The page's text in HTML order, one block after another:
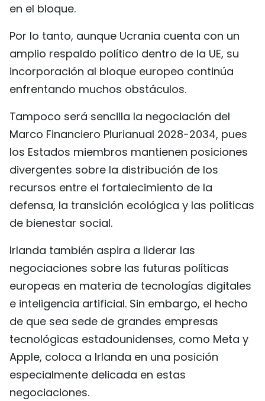
en el bloque.
Por lo tanto, aunque Ucrania cuenta con un
amplio respaldo político dentro de la UE, su
incorporación al bloque europeo continúa
enfrentando muchos obstáculos.
Tampoco será sencilla la negociación del
Marco Financiero Plurianual 2028-2034, pues
los Estados miembros mantienen posiciones
divergentes sobre la distribución de los
recursos entre el fortalecimiento de la
defensa, la transición ecológica y las políticas
de bienestar social.
Irlanda también aspira a liderar las
negociaciones sobre las futuras políticas
europeas en materia de tecnologías digitales
e inteligencia artificial. Sin embargo, el hecho
de que sea sede de grandes empresas
tecnológicas estadounidenses, como Meta y
Apple, coloca a Irlanda en una posición
especialmente delicada en estas
negociaciones.